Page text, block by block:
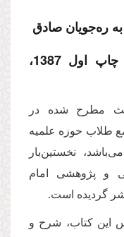
ره‌جویان صادق
وزیری، گالینگور، 312 صفحه، چاپ اول 1387،
مطرح شده در
طلاب حوزه علمیه
قم طى سال‌هاى 1376 تا 1378 می‌باشد، نخستین‌بار
و پژوهشى امام
كتاب، شرح و